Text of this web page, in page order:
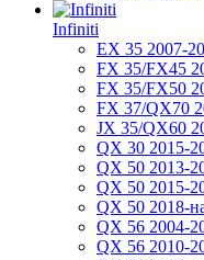
Infiniti
EX 35 2007-
FX 35/FX45
FX 35/FX50
FX 37/QX70
JX 35/QX60
QX 30 2015-
QX 50 2013-
QX 50 2015-
QX 50 2018-
QX 56 2004-
QX 56 2010-